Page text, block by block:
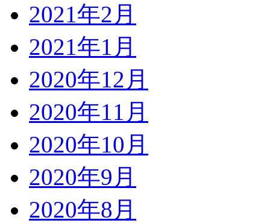
2021年2月
2021年1月
2020年12月
2020年11月
2020年10月
2020年9月
2020年8月